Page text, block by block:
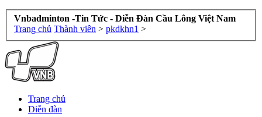
Vnbadminton -Tin Tức - Diễn Đàn Cầu Lông Việt Nam
Trang chủ Thành viên > pkdkhn1 >
Trang chủ
Diễn đàn